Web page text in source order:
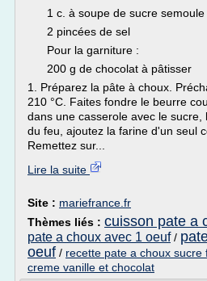
1 c. à soupe de sucre semoule
2 pincées de sel
Pour la garniture :
200 g de chocolat à pâtisser
1. Préparez la pâte à choux.
210 °C. Faites fondre le beurre
dans une casserole avec le
du feu, ajoutez la farine d'un seul
Remettez sur...
Lire la suite
Site : mariefrance.fr
Thèmes liés : cuisson pate a
pate a choux avec 1 oeuf/
oeuf / recette pate a choux sucre
creme vanille et chocolat